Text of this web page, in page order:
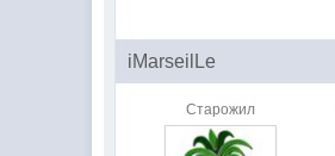
iMarseilLe
Старожил